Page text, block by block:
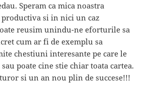
Speram ca mica noastra
productiva si in nici un caz
reusim unindu-ne eforturile sa
cum ar fi de exemplu sa
chestiuni interesante pe care le
poate cine stie chiar toata cartea.
si un an nou plin de succese!!!